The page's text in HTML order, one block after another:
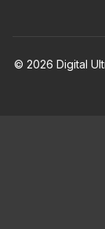
© 2026 Digital